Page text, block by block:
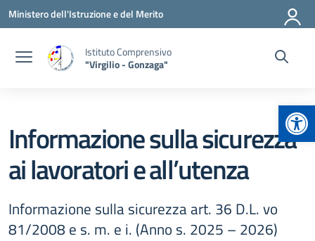
Vai ai contenuti
Vai al menu di navigazione
Vai al footer
Ministero dell'Istruzione e del Merito
Istituto Comprensivo
"Virgilio - Gonzaga"
Informazione sulla sicurezza
ai lavoratori e all’utenza
Informazione sulla sicurezza art. 36 D.L. vo
81/2008 e s. m. e i. (Anno s. 2025 – 2026)